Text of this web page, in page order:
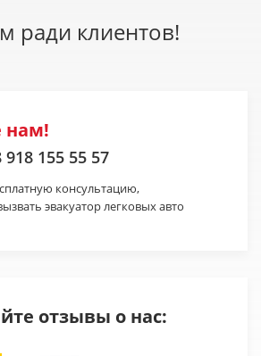
ради клиентов!
нам!
918 155 55 57
консультацию,
эвакуатор легковых авто
отзывы о нас: